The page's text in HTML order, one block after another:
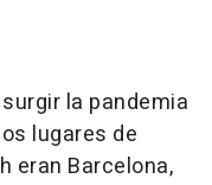
la pandemia
lugares de
eran Barcelona,